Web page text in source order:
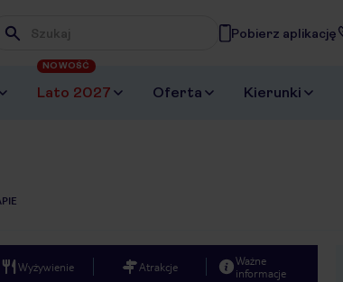
Wpisz frazę, której szukasz
Pobierz aplikację
Lato 2027
NOWOŚĆ
Oferta Kierunki
Wyżywienie Atrakcje
Ważne
informacje
1/35